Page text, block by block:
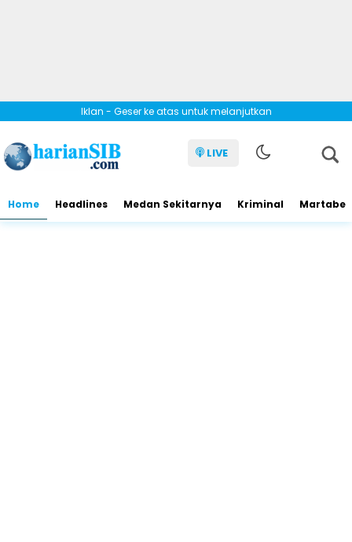
Iklan - Geser ke atas untuk melanjutkan
LIVE
Home Headlines Medan Sekitarnya Kriminal Martabe